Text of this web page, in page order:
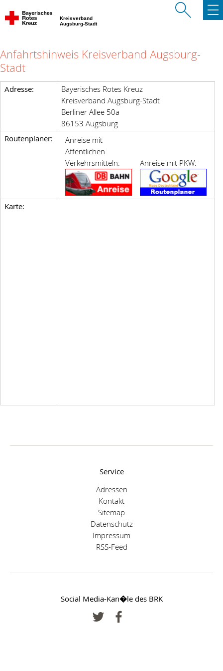
Kreisverband
Augsburg-Stadt
Anfahrtshinweis Kreisverband Augsburg-
Stadt
Adresse:
Bayerisches Rotes Kreuz
Kreisverband Augsburg-Stadt
Berliner Allee 50a
86153 Augsburg
Routenplaner:
Anreise mit
Äffentlichen
Verkehrsmitteln:
Anreise mit PKW:
Karte:
Service
Adressen
Kontakt
Sitemap
Datenschutz
Impressum
RSS-Feed
Social Media-Kan�le des BRK